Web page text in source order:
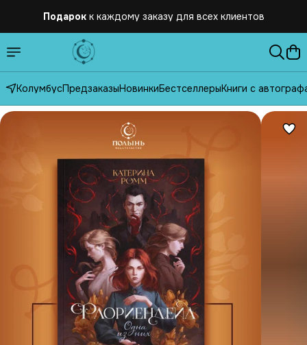
Подарок к каждому заказу для всех клиентов
Бесплатная доставка по России от 2500 рублей
КолумбусПредзаказыНовинкиБестселлерыКниги с